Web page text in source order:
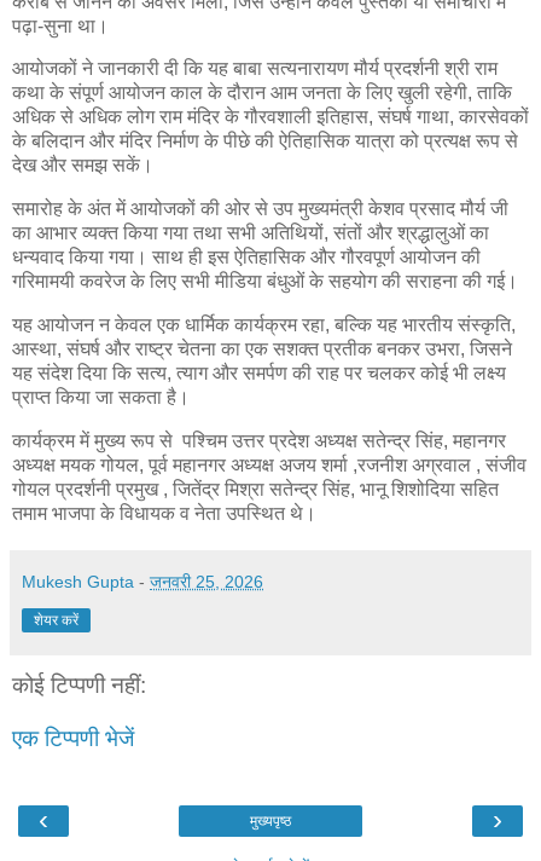
पढ़ा-सुना था।
आयोजकों ने जानकारी दी कि यह बाबा सत्यनारायण मौर्य प्रदर्शनी श्री राम
कथा के संपूर्ण आयोजन काल के दौरान आम जनता के लिए खुली रहेगी, ताकि
अधिक से अधिक लोग राम मंदिर के गौरवशाली इतिहास, संघर्ष गाथा, कारसेवकों
के बलिदान और मंदिर निर्माण के पीछे की ऐतिहासिक यात्रा को प्रत्यक्ष रूप से
देख और समझ सकें।
समारोह के अंत में आयोजकों की ओर से उप मुख्यमंत्री केशव प्रसाद मौर्य जी
का आभार व्यक्त किया गया तथा सभी अतिथियों, संतों और श्रद्धालुओं का
धन्यवाद किया गया। साथ ही इस ऐतिहासिक और गौरवपूर्ण आयोजन की
गरिमामयी कवरेज के लिए सभी मीडिया बंधुओं के सहयोग की सराहना की गई।
यह आयोजन न केवल एक धार्मिक कार्यक्रम रहा, बल्कि यह भारतीय संस्कृति,
आस्था, संघर्ष और राष्ट्र चेतना का एक सशक्त प्रतीक बनकर उभरा, जिसने
यह संदेश दिया कि सत्य, त्याग और समर्पण की राह पर चलकर कोई भी लक्ष्य
प्राप्त किया जा सकता है।
कार्यक्रम में मुख्य रूप से पश्चिम उत्तर प्रदेश अध्यक्ष सतेन्द्र सिंह, महानगर
अध्यक्ष मयक गोयल, पूर्व महानगर अध्यक्ष अजय शर्मा ,रजनीश अग्रवाल , संजीव
गोयल प्रदर्शनी प्रमुख , जितेंद्र मिश्रा सतेन्द्र सिंह, भानू शिशोदिया सहित
तमाम भाजपा के विधायक व नेता उपस्थित थे।
Mukesh Gupta - जनवरी 25, 2026
शेयर करें
कोई टिप्पणी नहीं:
एक टिप्पणी भेजें
‹ ›
मुख्यपृष्ठ